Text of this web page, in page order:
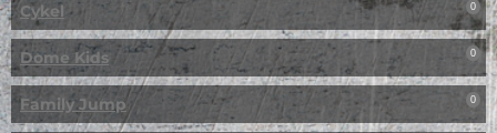
Cykel 0
Dome Kids 0
Family Jump 0